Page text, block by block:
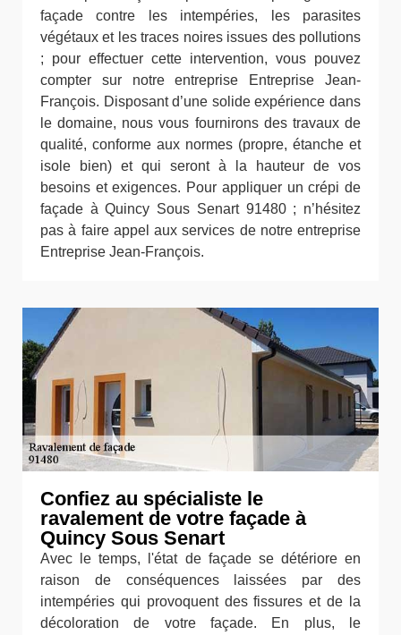
façade contre les intempéries, les parasites
végétaux et les traces noires issues des pollutions
; pour effectuer cette intervention, vous pouvez
compter sur notre entreprise Entreprise Jean-
François. Disposant d’une solide expérience dans
le domaine, nous vous fournirons des travaux de
qualité, conforme aux normes (propre, étanche et
isole bien) et qui seront à la hauteur de vos
besoins et exigences. Pour appliquer un crépi de
façade à Quincy Sous Senart 91480 ; n’hésitez
pas à faire appel aux services de notre entreprise
Entreprise Jean-François.
Confiez au spécialiste le
ravalement de votre façade à
Quincy Sous Senart
Avec le temps, l'état de façade se détériore en
raison de conséquences laissées par des
intempéries qui provoquent des fissures et de la
décoloration de votre façade. En plus, le